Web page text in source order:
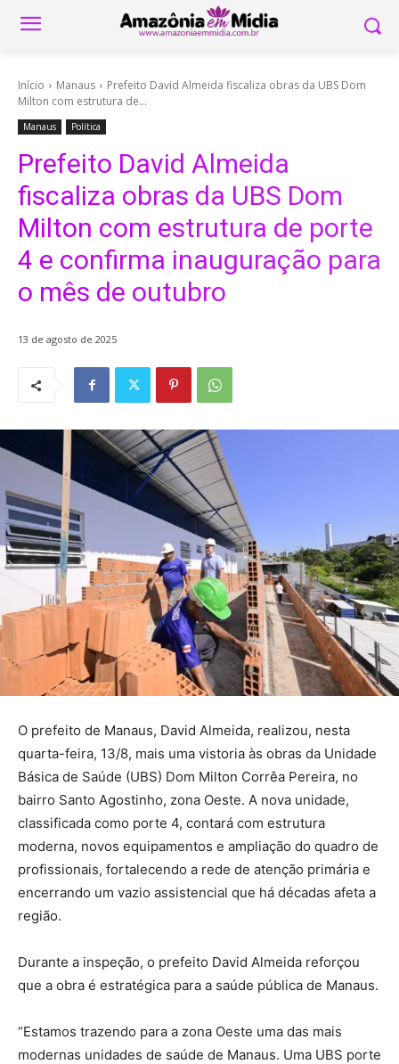
Início Manaus
Prefeito David Almeida fiscaliza obras da UBS Dom
Milton com estrutura de...
Manaus Política
Prefeito David Almeida
fiscaliza obras da UBS Dom
Milton com estrutura de porte
4 e confirma inauguração para
o mês de outubro
13 de agosto de 2025
O prefeito de Manaus, David Almeida, realizou, nesta
quarta-feira, 13/8, mais uma vistoria às obras da Unidade
Básica de Saúde (UBS) Dom Milton Corrêa Pereira, no
bairro Santo Agostinho, zona Oeste. A nova unidade,
classificada como porte 4, contará com estrutura
moderna, novos equipamentos e ampliação do quadro de
profissionais, fortalecendo a rede de atenção primária e
encerrando um vazio assistencial que há décadas afeta a
região.
Durante a inspeção, o prefeito David Almeida reforçou
que a obra é estratégica para a saúde pública de Manaus.
“Estamos trazendo para a zona Oeste uma das mais
modernas unidades de saúde de Manaus. Uma UBS porte